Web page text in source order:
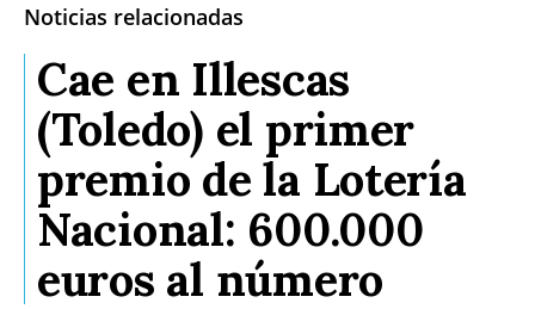
Noticias relacionadas
Cae en Illescas
(Toledo) el primer
premio de la Lotería
Nacional: 600.000
euros al número